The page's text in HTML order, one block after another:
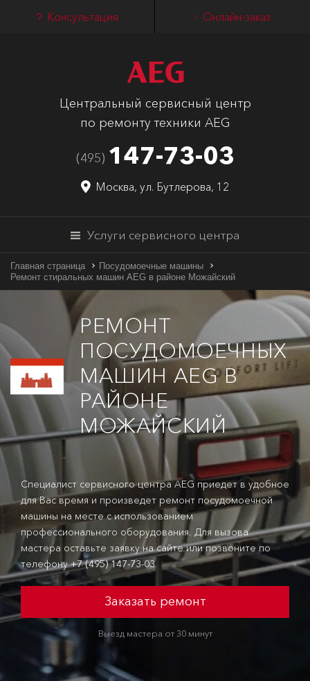
Консультация Онлайн-заказ
Центральный сервисный центр
по ремонту техники AEG
(495) 147-73-03
Москва, ул. Бутлерова, 12
Услуги сервисного центра
Главная страница
Посудомоечные машины
Ремонт стиральных машин AEG в районе Можайский
РЕМОНТ
ПОСУДОМОЕЧНЫХ
МАШИН AEG В
РАЙОНЕ
МОЖАЙСКИЙ
Специалист сервисного центра AEG приедет в удобное
для Вас время и произведет ремонт посудомоечной
машины на месте с использованием
профессионального оборудования. Для вызова
мастера оставьте заявку на сайте или позвоните по
телефону+7 (495) 147-73-03
Заказать ремонт
Выезд мастера от 30 минут